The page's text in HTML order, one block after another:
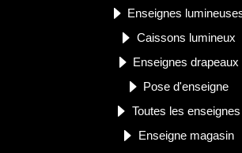
Enseignes
Caissons lumineux
Enseignes drapeaux
Pose d'enseigne
Toutes les enseignes
Enseigne magasin